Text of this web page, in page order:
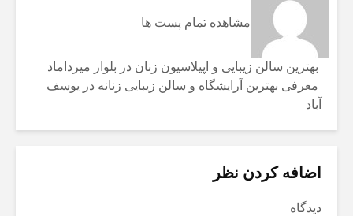
مشاهده تمام پست ها
بهترین سالن زیبایی و اپیلاسیون زنان در بلوار میرداماد
معرفی بهترین آرایشگاه و سالن زیبایی زنانه در یوسف
آباد
اضافه کردن نظر
دیدگاه